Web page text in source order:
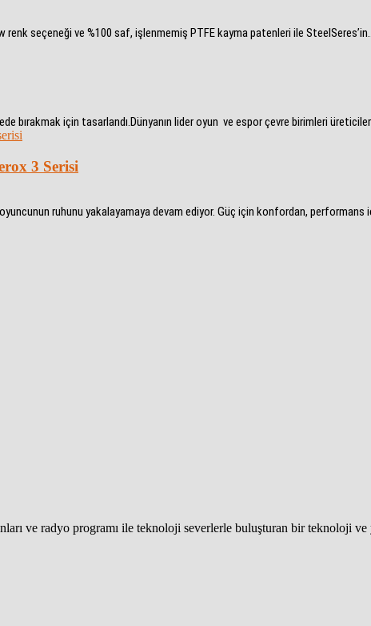
renk seçeneği ve %100 saf, işlenmemiş PTFE kayma patenleri ile
bırakmak için tasarlandı.Dünyanın lider oyun ve espor çevre birimleri
3 Serisi
ruhunu yakalayamaya devam ediyor. Güç için konfordan,
ve radyo programı ile teknoloji severlerle buluşturan bir teknoloji ve